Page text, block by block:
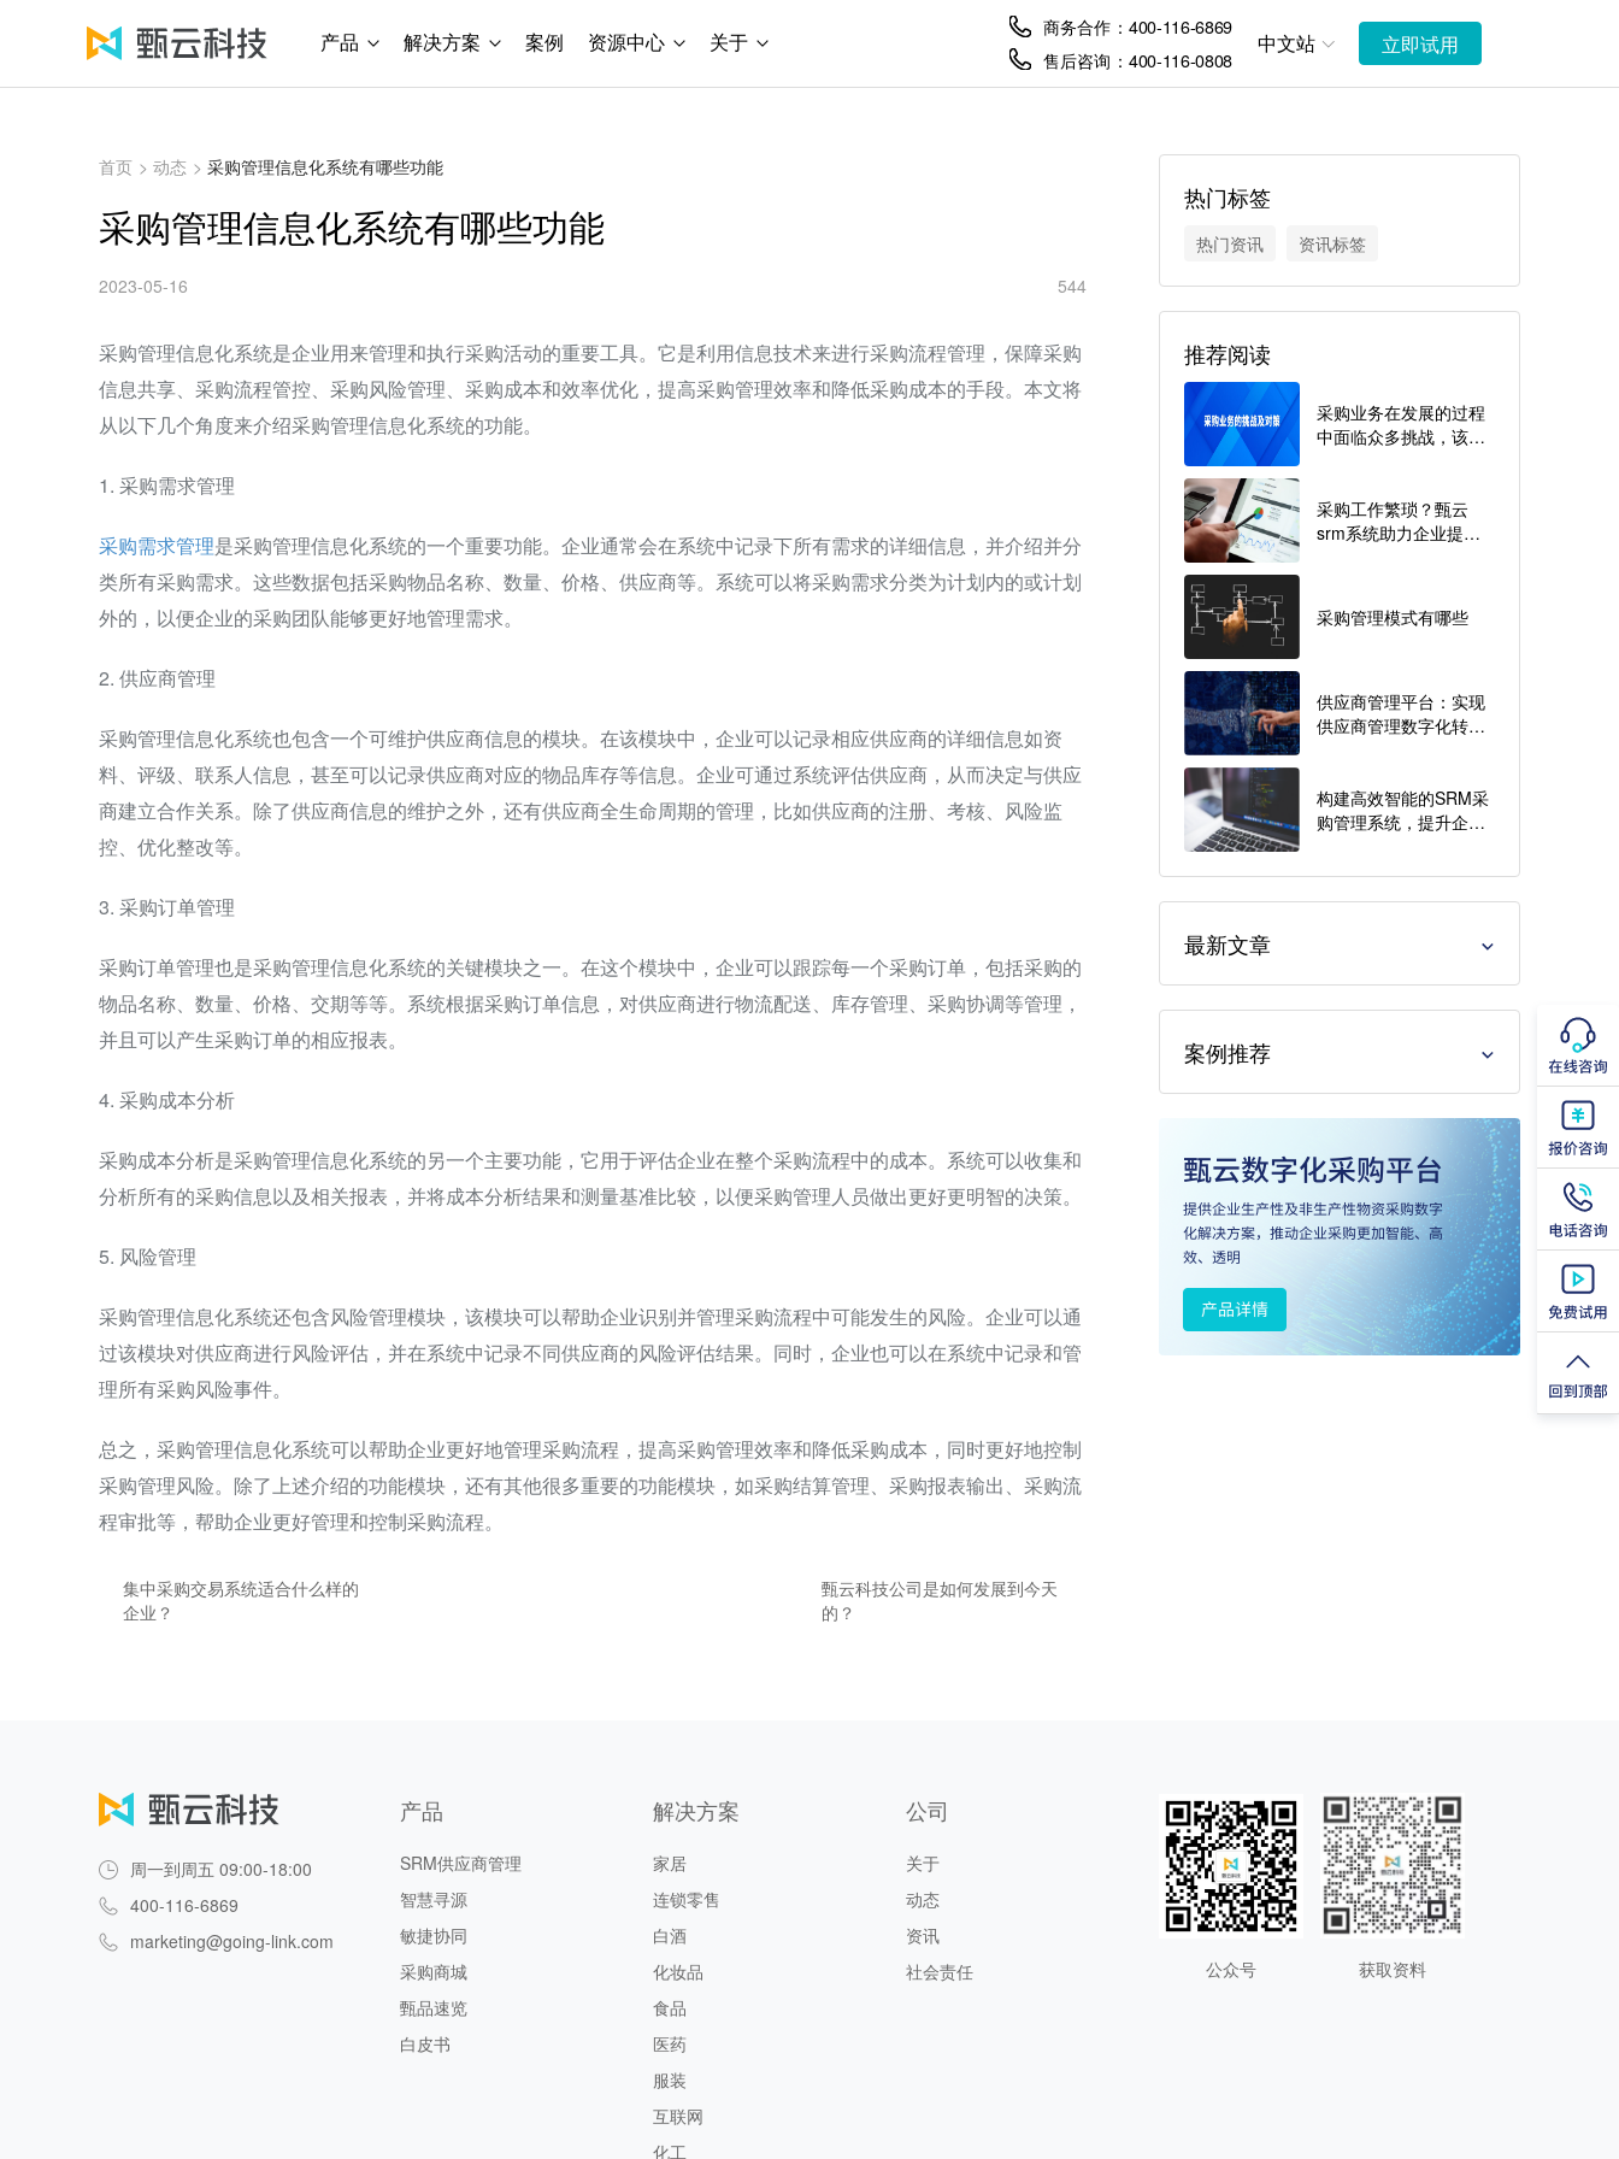
产品 解决方案 案例 资源中心 关于
商务合作：400-116-6869
售后咨询：400-116-0808
中文站 立即试用
首页 > 动态 > 采购管理信息化系统有哪些功能
采购管理信息化系统有哪些功能
2023-05-16 544
采购管理信息化系统是企业用来管理和执行采购活动的重要工具。它是利用信息技术来进行采购流程管理，保障采购
信息共享、采购流程管控、采购风险管理、采购成本和效率优化，提高采购管理效率和降低采购成本的手段。本文将
从以下几个角度来介绍采购管理信息化系统的功能。
1. 采购需求管理
采购需求管理是采购管理信息化系统的一个重要功能。企业通常会在系统中记录下所有需求的详细信息，并介绍并分
类所有采购需求。这些数据包括采购物品名称、数量、价格、供应商等。系统可以将采购需求分类为计划内的或计划
外的，以便企业的采购团队能够更好地管理需求。
2. 供应商管理
采购管理信息化系统也包含一个可维护供应商信息的模块。在该模块中，企业可以记录相应供应商的详细信息如资
料、评级、联系人信息，甚至可以记录供应商对应的物品库存等信息。企业可通过系统评估供应商，从而决定与供应
商建立合作关系。除了供应商信息的维护之外，还有供应商全生命周期的管理，比如供应商的注册、考核、风险监
控、优化整改等。
3. 采购订单管理
采购订单管理也是采购管理信息化系统的关键模块之一。在这个模块中，企业可以跟踪每一个采购订单，包括采购的
物品名称、数量、价格、交期等等。系统根据采购订单信息，对供应商进行物流配送、库存管理、采购协调等管理，
并且可以产生采购订单的相应报表。
4. 采购成本分析
采购成本分析是采购管理信息化系统的另一个主要功能，它用于评估企业在整个采购流程中的成本。系统可以收集和
分析所有的采购信息以及相关报表，并将成本分析结果和测量基准比较，以便采购管理人员做出更好更明智的决策。
5. 风险管理
采购管理信息化系统还包含风险管理模块，该模块可以帮助企业识别并管理采购流程中可能发生的风险。企业可以通
过该模块对供应商进行风险评估，并在系统中记录不同供应商的风险评估结果。同时，企业也可以在系统中记录和管
理所有采购风险事件。
总之，采购管理信息化系统可以帮助企业更好地管理采购流程，提高采购管理效率和降低采购成本，同时更好地控制
采购管理风险。除了上述介绍的功能模块，还有其他很多重要的功能模块，如采购结算管理、采购报表输出、采购流
程审批等，帮助企业更好管理和控制采购流程。
集中采购交易系统适合什么样的
企业？
甄云科技公司是如何发展到今天
的？
热门标签
热门资讯 资讯标签
推荐阅读
采购业务在发展的过程
中面临众多挑战，该如
采购工作繁琐？甄云
srm系统助力企业提升
采购管理模式有哪些
供应商管理平台：实现
供应商管理数字化转型
构建高效智能的SRM采
购管理系统，提升企业
最新文章
案例推荐
周一到周五 09:00-18:00
400-116-6869
marketing@going-link.com
产品
SRM供应商管理
智慧寻源
敏捷协同
采购商城
甄品速览
白皮书
解决方案
家居
连锁零售
白酒
化妆品
食品
医药
服装
互联网
化工
公司
关于
动态
资讯
社会责任
公众号 获取资料